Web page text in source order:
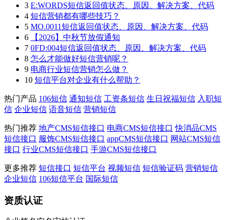
3 E:WORDS短信返回值状态、原因、解决方案、代码
4 短信营销都有哪些技巧？
5 MO.0011短信返回值状态、原因、解决方案、代码
6
【2026】中秋节放假通知
7 0FD:004短信返回值状态、原因、解决方案、代码
8 怎么才能做好短信营销呢？
9 电商行业短信营销怎么做？
10 短信平台对企业有什么帮助？
热门产品 106短信 通知短信 工资条短信 生日祝福短信 入职短
信 企业短信 语音短信 营销短信
热门推荐 地产CMS短信接口 电商CMS短信接口 快消品CMS
短信接口 服饰CMS短信接口 appCMS短信接口 网站CMS短信
接口 行业CMS短信接口 手游CMS短信接口
更多推荐 短信接口 短信平台 视频短信 短信验证码 营销短信
企业短信 106短信平台 国际短信
资质认证